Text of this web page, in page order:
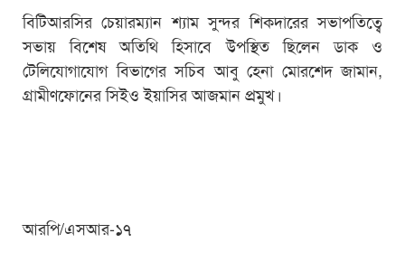
বিটিআরসির চেয়ারম্যান শ্যাম সুন্দর শিকদারের সভাপতিত্বে
সভায় বিশেষ অতিথি হিসাবে উপস্থিত ছিলেন ডাক ও
টেলিযোগাযোগ বিভাগের সচিব আবু হেনা মোরশেদ জামান,
গ্রামীণফোনের সিইও ইয়াসির আজমান প্রমুখ।
আরপি/এসআর-১৭